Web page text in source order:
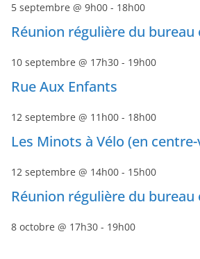
5 septembre @ 9h00 - 18h00
Réunion régulière du bureau
10 septembre @ 17h30 - 19h00
Rue Aux Enfants
12 septembre @ 11h00 - 18h00
Les Minots à Vélo (en
12 septembre @ 14h00 - 15h00
Réunion régulière du bureau
8 octobre @ 17h30 - 19h00